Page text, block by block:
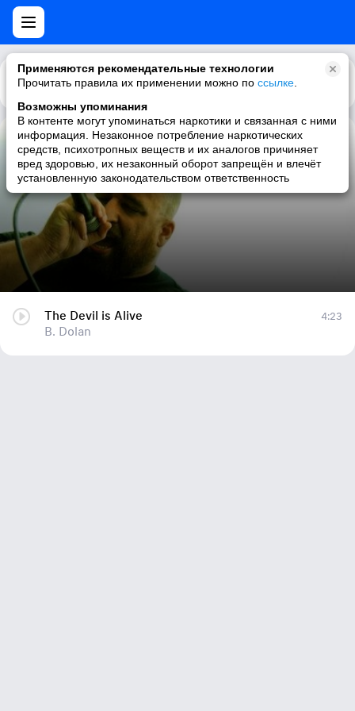
Применяются рекомендательные технологии
Прочитать правила их применении можно по ссылке
Возможны упоминания
В контенте могут упоминаться наркотики и связанная с ними
информация. Незаконное потребление наркотических
средств, психотропных веществ и их аналогов причиняет
вред здоровью, их незаконный оборот запрещён и влечёт
установленную законодательством ответственность
Каталог Рекомендации
The Devil is Alive
B. Dolan
The Devil is Alive
B. Dolan
4:23